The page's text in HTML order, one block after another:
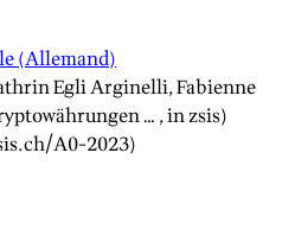
(Allemand)
Egli Arginelli, Fabienne
… , in zsis)
A0-2023)